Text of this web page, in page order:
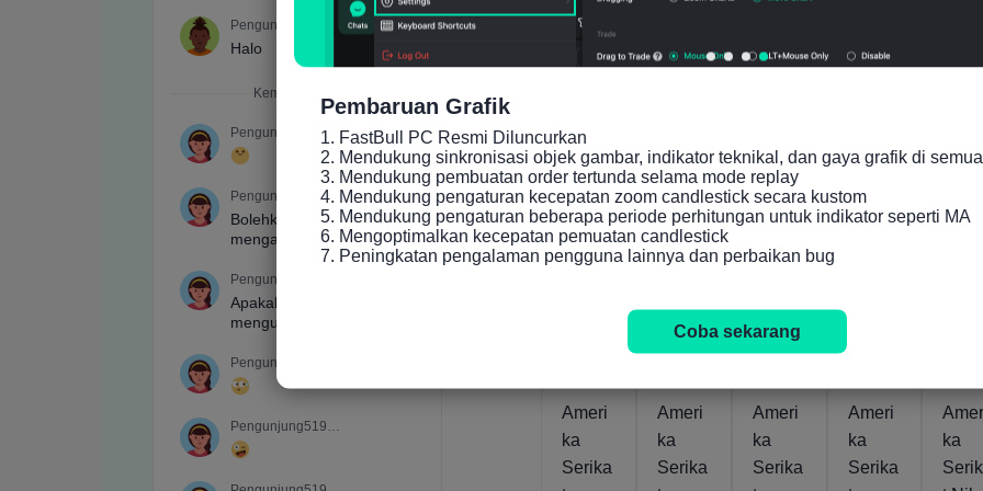
Agus
5
n Per
7.359jt
Orang
Agus
2026
4
(Jun)
7.9% Jul
2
Kuarta
Ameri
ka
Serika
Ameri
ka
Serika
Ameri
ka
Serika
Ameri
ka
Serika
ka
Pembaruan Grafik
1. FastBull PC Resmi Diluncurkan
2. Mendukung sinkronisasi objek gambar, indikator teknikal, dan gaya grafik di
3. Mendukung pembuatan order tertunda selama mode replay
4. Mendukung pengaturan kecepatan zoom candlestick secara kustom
5. Mendukung pengaturan beberapa periode perhitungan untuk indikator seperti MA
6. Mengoptimalkan kecepatan pemuatan candlestick
7. Peningkatan pengalaman pengguna lainnya dan perbaikan bug
Coba sekarang